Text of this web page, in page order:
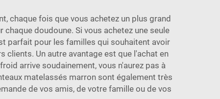
chaque fois que vous achetez un plus grand
doudoune. Si vous achetez une seule
parfait pour les familles qui souhaitent avoir
Un autre avantage est que l'achat en
arrive soudainement, vous n'aurez pas à
matelassés marron sont également très
de vos amis, de votre famille ou de vos